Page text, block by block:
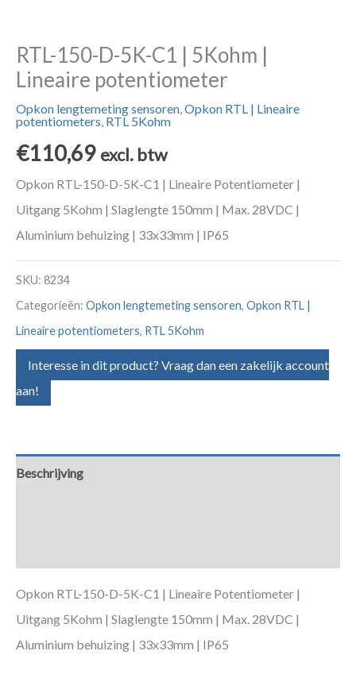
RTL-150-D-5K-C1 | 5Kohm |
Lineaire potentiometer
Opkon lengtemeting sensoren,Opkon RTL | Lineaire
potentiometers, RTL 5Kohm
€110,69 excl. btw
Opkon RTL-150-D-5K-C1 | Lineaire Potentiometer |
Uitgang 5Kohm | Slaglengte 150mm | Max. 28VDC |
Aluminium behuizing | 33x33mm | IP65
SKU: 8234
Categorieën: Opkon lengtemeting sensoren, Opkon RTL |
Lineaire potentiometers, RTL 5Kohm
Interesse in dit product? Vraag dan een zakelijk account
aan!
Beschrijving
Opkon RTL-150-D-5K-C1 | Lineaire Potentiometer |
Uitgang 5Kohm | Slaglengte 150mm | Max. 28VDC |
Aluminium behuizing | 33x33mm | IP65